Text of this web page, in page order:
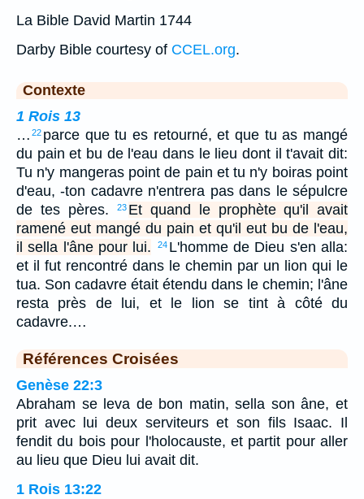
La Bible David Martin 1744
Darby Bible courtesy of CCEL.org.
Contexte
1 Rois 13
… 22 parce que tu es retourné, et que tu as mangé
du pain et bu de l'eau dans le lieu dont il t'avait dit:
Tu n'y mangeras point de pain et tu n'y boiras point
d'eau, -ton cadavre n'entrera pas dans le sépulcre
de tes pères.
23 Et quand le prophète qu'il avait
ramené eut mangé du pain et qu'il eut bu de l'eau,
il sella l'âne pour lui.
24 L'homme de Dieu s'en alla:
et il fut rencontré dans le chemin par un lion qui le
tua. Son cadavre était étendu dans le chemin; l'âne
resta près de lui, et le lion se tint à côté du
cadavre.…
Références Croisées
Genèse 22:3
Abraham se leva de bon matin, sella son âne, et
prit avec lui deux serviteurs et son fils Isaac. Il
fendit du bois pour l'holocauste, et partit pour aller
au lieu que Dieu lui avait dit.
1 Rois 13:22